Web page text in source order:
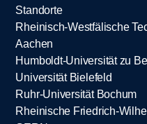
Standorte
Rheinisch-Westfälische
Aachen
Humboldt-Universität zu
Universität Bielefeld
Ruhr-Universität Bochum
Rheinische Friedrich-